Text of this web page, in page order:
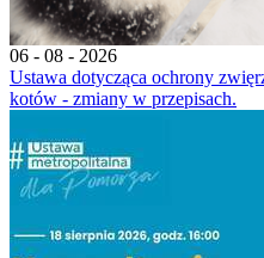
06 - 08 - 2026
Ustawa dotycząca ochrony
kotów - zmiany w przepisach.